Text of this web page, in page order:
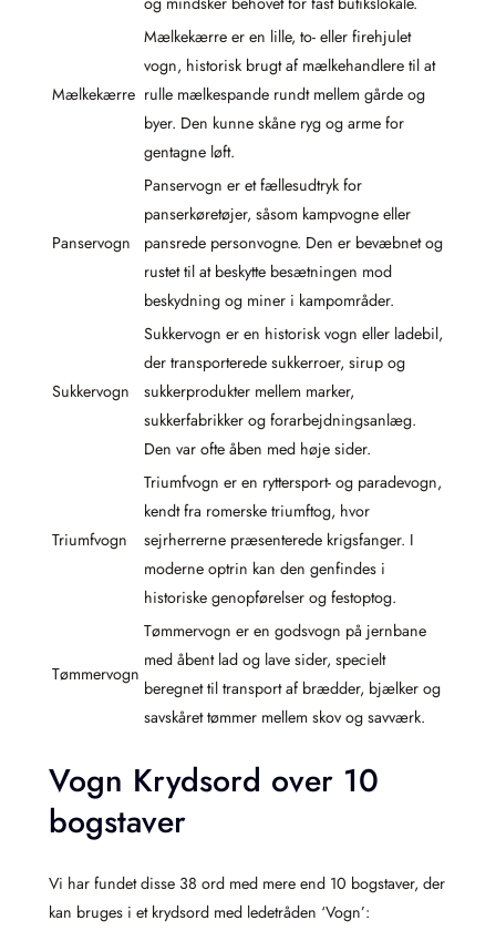
Mælkekærre
Mælkekærre er en lille, to- eller firehjulet
vogn, historisk brugt af mælkehandlere til at
rulle mælkespande rundt mellem gårde og
byer. Den kunne skåne ryg og arme for
gentagne løft.
Panservogn
Panservogn er et fællesudtryk for
panserkøretøjer, såsom kampvogne eller
pansrede personvogne. Den er bevæbnet og
rustet til at beskytte besætningen mod
beskydning og miner i kampområder.
Sukkervogn
Sukkervogn er en historisk vogn eller ladebil,
der transporterede sukkerroer, sirup og
sukkerprodukter mellem marker,
sukkerfabrikker og forarbejdningsanlæg.
Den var ofte åben med høje sider.
Triumfvogn
Triumfvogn er en ryttersport- og paradevogn,
kendt fra romerske triumftog, hvor
sejrherrerne præsenterede krigsfanger. I
moderne optrin kan den genfindes i
historiske genopførelser og festoptog.
Tømmervogn
Tømmervogn er en godsvogn på jernbane
med åbent lad og lave sider, specielt
beregnet til transport af brædder, bjælker og
savskåret tømmer mellem skov og savværk.
Vogn Krydsord over 10
bogstaver
Vi har fundet disse 38 ord med mere end 10 bogstaver, der
kan bruges i et krydsord med ledetråden ‘Vogn’: